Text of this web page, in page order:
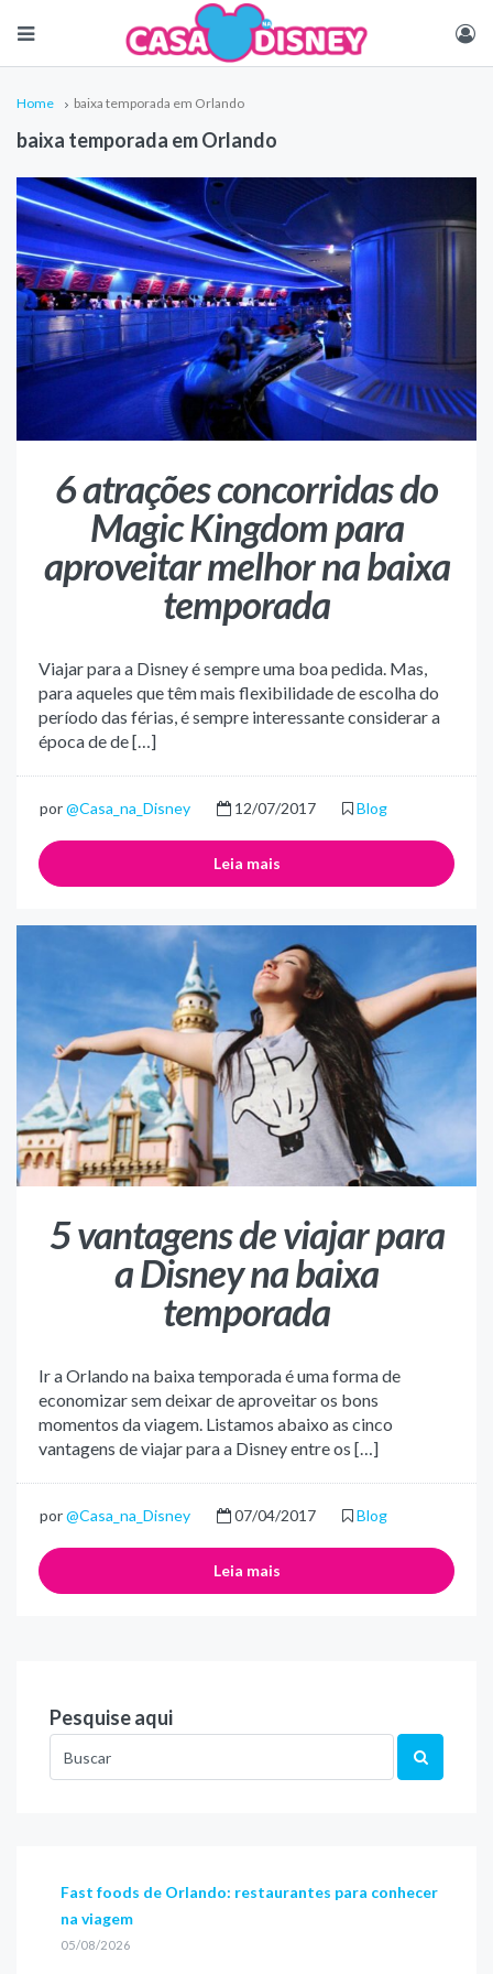
Home baixa temporada em Orlando
baixa temporada em Orlando
6 atrações concorridas do
Magic Kingdom para
aproveitar melhor na baixa
temporada
Viajar para a Disney é sempre uma boa pedida. Mas,
para aqueles que têm mais flexibilidade de escolha do
período das férias, é sempre interessante considerar a
época de de […]
por@Casa_na_Disney 12/07/2017 Blog
Leia mais
5 vantagens de viajar para
a Disney na baixa
temporada
Ir a Orlando na baixa temporada é uma forma de
economizar sem deixar de aproveitar os bons
momentos da viagem. Listamos abaixo as cinco
vantagens de viajar para a Disney entre os […]
por@Casa_na_Disney 07/04/2017 Blog
Leia mais
Pesquise aqui
Fast foods de Orlando: restaurantes para conhecer
na viagem
05/08/2026